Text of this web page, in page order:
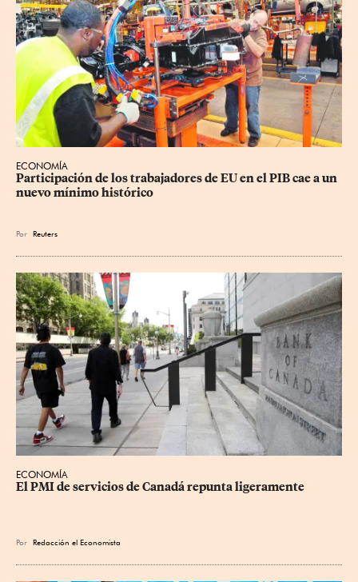
ECONOMÍA
Participación de los trabajadores de EU en el PIB cae a un
nuevo mínimo histórico
Por Reuters
ECONOMÍA
El PMI de servicios de Canadá repunta ligeramente
Por Redacción el Economista